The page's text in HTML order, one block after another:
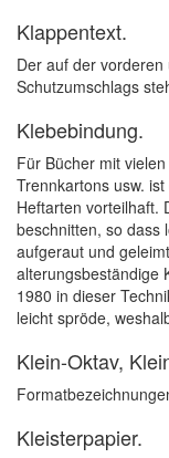
Klappentext.
Der auf der
Schutzumschlags
Klebebindung.
Für Bücher mit
Trennkartons usw.
Heftarten vorteilhaft.
beschnitten, so dass
aufgeraut und
alterungsbeständige
1980 in dieser
leicht spröde,
Klein-Oktav,
Kleisterpapier.